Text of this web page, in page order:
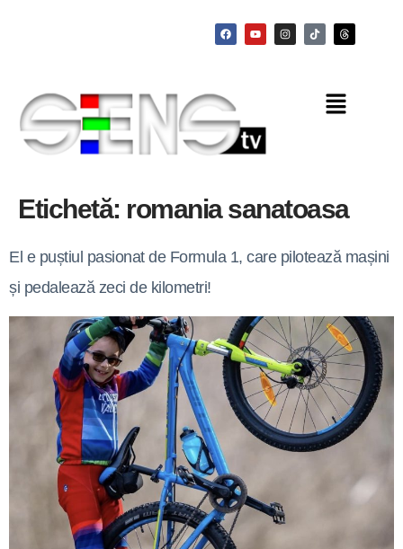
Etichetă: romania sanatoasa
El e puștiul pasionat de Formula 1, care pilotează mașini
și pedalează zeci de kilometri!